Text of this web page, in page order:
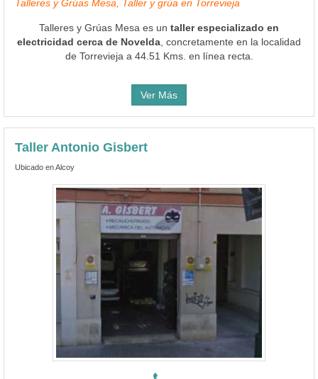
Talleres y Grúas Mesa, Taller y grúa en Torrevieja
Talleres y Grúas Mesa es un taller especializado en
electricidad cerca de Novelda , concretamente en la localidad
de Torrevieja a 44.51 Kms. en línea recta.
Ver Más
Taller Antonio Gisbert
Ubicado en Alcoy